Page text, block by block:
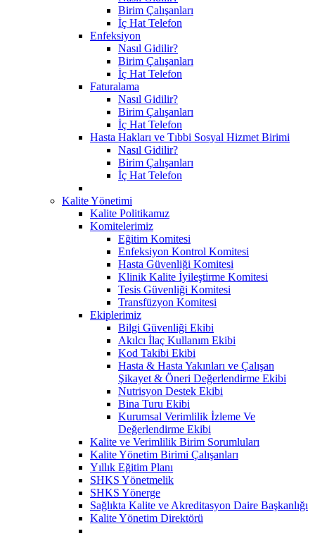
Birim Çalışanları
İç Hat Telefon
Enfeksiyon
Nasıl Gidilir?
Birim Çalışanları
İç Hat Telefon
Faturalama
Nasıl Gidilir?
Birim Çalışanları
İç Hat Telefon
Hasta Hakları ve Tıbbi Sosyal Hizmet Birimi
Nasıl Gidilir?
Birim Çalışanları
İç Hat Telefon
Kalite Yönetimi
Kalite Politikamız
Komitelerimiz
Eğitim Komitesi
Enfeksiyon Kontrol Komitesi
Hasta Güvenliği Komitesi
Klinik Kalite İyileştirme Komitesi
Tesis Güvenliği Komitesi
Transfüzyon Komitesi
Ekiplerimiz
Bilgi Güvenliği Ekibi
Akılcı İlaç Kullanım Ekibi
Kod Takibi Ekibi
Hasta & Hasta Yakınları ve Çalışan
Şikayet & Öneri Değerlendirme Ekibi
Nutrisyon Destek Ekibi
Bina Turu Ekibi
Kurumsal Verimlilik İzleme Ve
Değerlendirme Ekibi
Kalite ve Verimlilik Birim Sorumluları
Kalite Yönetim Birimi Çalışanları
Yıllık Eğitim Planı
SHKS Yönetmelik
SHKS Yönerge
Sağlıkta Kalite ve Akreditasyon Daire Başkanlığı
Kalite Yönetim Direktörü